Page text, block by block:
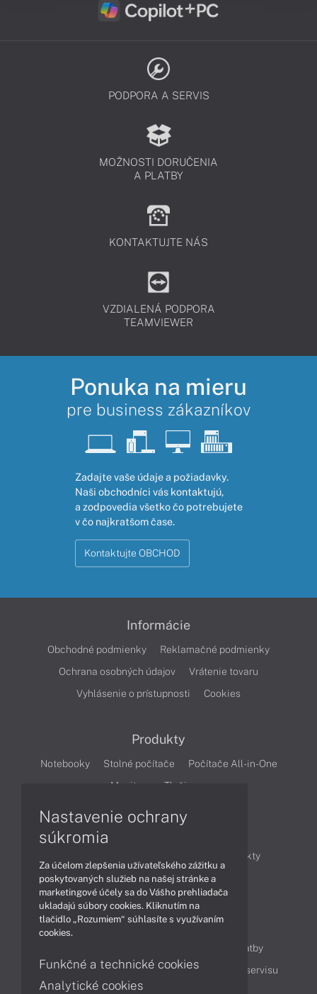
PODPORA A SERVIS
MOŽNOSTI DORUČENIA
A PLATBY
KONTAKTUJTE NÁS
VZDIALENÁ PODPORA
TEAMVIEWER
Ponuka na mieru
pre business zákazníkov
Zadajte vaše údaje a požiadavky.
Naši obchodníci vás kontaktujú,
a zodpovedia všetko čo potrebujete
v čo najkratšom čase.
Kontaktujte OBCHOD
Informácie
Obchodné podmienky
Reklamačné podmienky
Ochrana osobných údajov
Vrátenie tovaru
Vyhlásenie o prístupnosti
Cookies
Produkty
Notebooky Stolné počítače
Počítače All-in-One
Monitory
Tlačiarne
Produkty
Technológie
Videá
Obsah
Možnosti doručenia a platby
Podpora a servis
Servisné služby Cenník servisu
Nastavenie ochrany
súkromia
Za účelom zlepšenia užívateľského zážitku a
poskytovaných služieb na našej stránke a
marketingové účely sa do Vášho prehliadača
ukladajú súbory cookies. Kliknutím na
tlačidlo „Rozumiem“ súhlasíte s využívaním
cookies.
Funkčné a technické cookies
Analytické cookies